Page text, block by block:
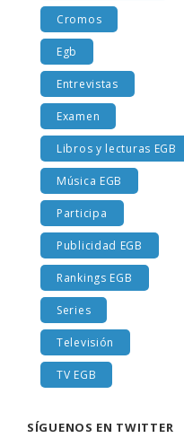
Cromos
Egb
Entrevistas
Examen
Libros y lecturas EGB
Música EGB
Participa
Publicidad EGB
Rankings EGB
Series
Televisión
TV EGB
SÍGUENOS EN TWITTER